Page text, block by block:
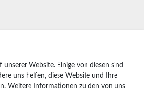
unserer Website. Einige von diesen sind
uns helfen, diese Website und Ihre
Weitere Informationen zu den von uns